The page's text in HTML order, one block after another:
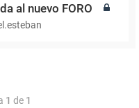
al nuevo FORO
1 de 1